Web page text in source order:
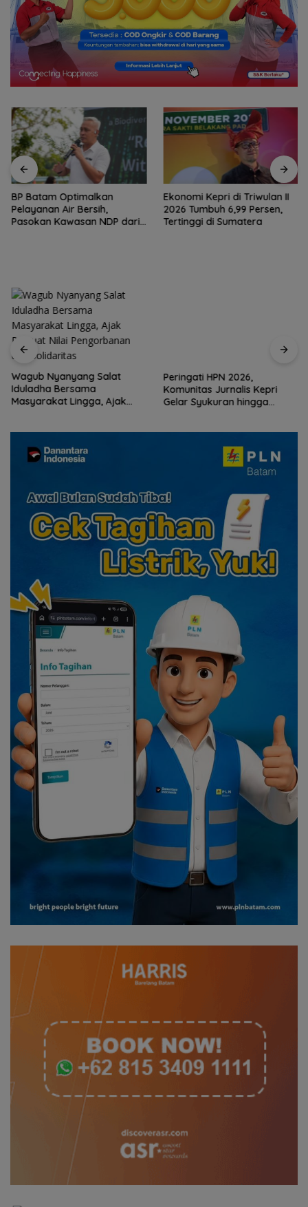
BP Batam Optimalkan
Pelayanan Air Bersih,
Pasokan Kawasan NDP dari
Ekonomi Kepri di Triwulan II
2026 Tumbuh 6,99 Persen,
Tertinggi di Sumatera
Wagub Nyanyang Salat
Iduladha Bersama
Masyarakat Lingga, Ajak
Komunitas Jurnalis Kepri
Gelar Syukuran hingga
Ziarah Makam Tokoh Pers